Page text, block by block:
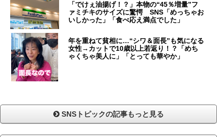
「でけぇ油揚げ！？」本物の“45％増量”フ
ァミチキのサイズに驚愕 SNS「めっちゃお
いしかった」「食べ応え満点でした」
年を重ねて貧相に…“シワ＆面長”も気になる
女性→カットで10歳以上若返り！？「めち
ゃくちゃ美人に」「とっても華やか」
SNSトピックの記事もっと見る